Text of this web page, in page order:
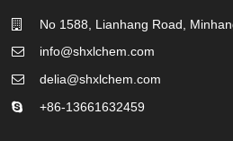
No 1588, Lianhang Road,
info@shxlchem.com
delia@shxlchem.com
+86-13661632459